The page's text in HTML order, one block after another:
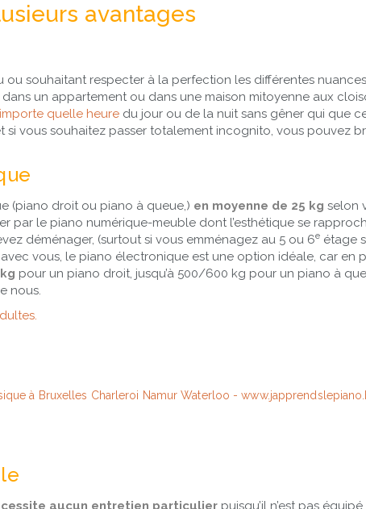
avantages
ou souhaitant respecter à la perfection les différentes
un appartement ou dans une maison mitoyenne aux
quelle heure du jour ou de la nuit sans gêner qui que
vous souhaitez passer totalement incognito, vous pouvez
(piano droit ou piano à queue,) en moyenne de 25 kg selon
par le piano numérique-meuble dont l’esthétique se
déménager, (surtout si vous emménagez au 5 ou 6e étage
vous, le piano électronique est une option idéale, car en
pour un piano droit, jusqu’à 500/600 kg pour un piano à
nous.